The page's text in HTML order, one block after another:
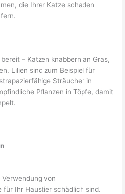
die Ihrer Katze schaden
– Katzen knabbern an Gras,
Lilien sind zum Beispiel für
Sträucher in
Pflanzen in Töpfe, damit
von
für Ihr Haustier schädlich sind.